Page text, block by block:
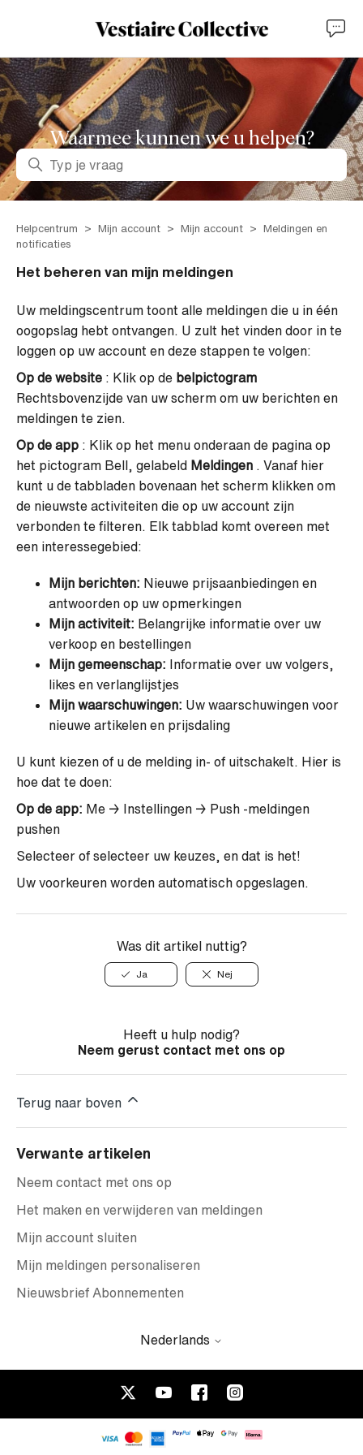
Waarmee kunnen we u helpen?
Zoeken
Helpcentrum Mijn account Mijn account
Meldingen en
notificaties
Het beheren van mijn meldingen
Uw meldingscentrum toont alle meldingen die u in één
oogopslag hebt ontvangen. U zult het vinden door in te
loggen op uw account en deze stappen te volgen:
Op de website : Klik op de belpictogram
Rechtsbovenzijde van uw scherm om uw berichten en
meldingen te zien.
Op de app : Klik op het menu onderaan de pagina op
het pictogram Bell, gelabeld Meldingen . Vanaf hier
kunt u de tabbladen bovenaan het scherm klikken om
de nieuwste activiteiten die op uw account zijn
verbonden te filteren. Elk tabblad komt overeen met
een interessegebied:
Mijn berichten: Nieuwe prijsaanbiedingen en
antwoorden op uw opmerkingen
Mijn activiteit: Belangrijke informatie over uw
verkoop en bestellingen
Mijn gemeenschap: Informatie over uw volgers,
likes en verlanglijstjes
Mijn waarschuwingen: Uw waarschuwingen voor
nieuwe artikelen en prijsdaling
U kunt kiezen of u de melding in- of uitschakelt. Hier is
hoe dat te doen:
Op de app: Me → Instellingen → Push -meldingen
pushen
Selecteer of selecteer uw keuzes, en dat is het!
Uw voorkeuren worden automatisch opgeslagen.
Was dit artikel nuttig?
Ja Nej
Heeft u hulp nodig?
Neem gerust contact met ons op
Terug naar boven
Verwante artikelen
Neem contact met ons op
Het maken en verwijderen van meldingen
Mijn account sluiten
Mijn meldingen personaliseren
Nieuwsbrief Abonnementen
Nederlands